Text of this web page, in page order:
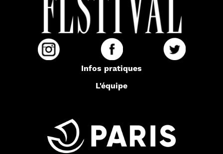
Infos pratiques
L'équipe